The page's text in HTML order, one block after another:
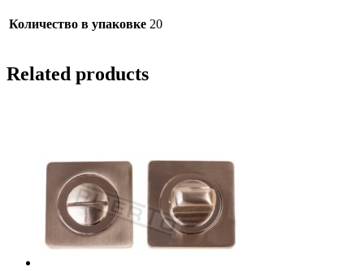
Количество в упаковке 20
Related products